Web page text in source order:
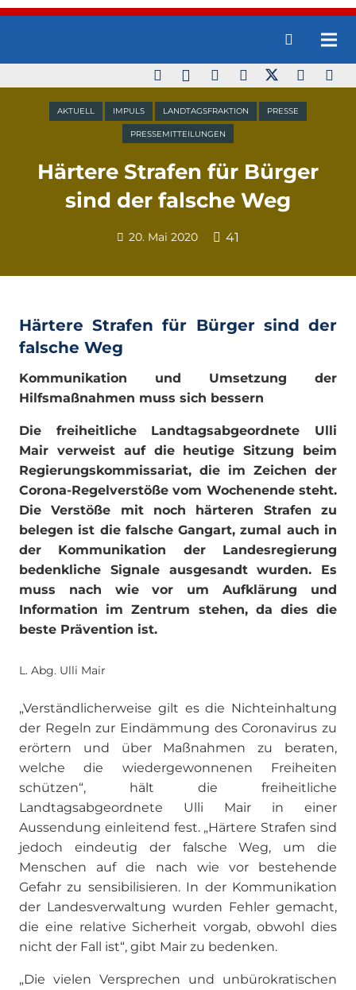
AKTUELL IMPULS LANDTAGSFRAKTION PRESSE
PRESSEMITTEILUNGEN
Härtere Strafen für Bürger
sind der falsche Weg
20. Mai 2020 41
Härtere Strafen für Bürger sind der
falsche Weg
Kommunikation und Umsetzung der
Hilfsmaßnahmen muss sich bessern
Die freiheitliche Landtagsabgeordnete Ulli
Mair verweist auf die heutige Sitzung beim
Regierungskommissariat, die im Zeichen der
Corona-Regelverstöße vom Wochenende steht.
Die Verstöße mit noch härteren Strafen zu
belegen ist die falsche Gangart, zumal auch in
der Kommunikation der Landesregierung
bedenkliche Signale ausgesandt wurden. Es
muss nach wie vor um Aufklärung und
Information im Zentrum stehen, da dies die
beste Prävention ist.
L. Abg. Ulli Mair
„Verständlicherweise gilt es die Nichteinhaltung
der Regeln zur Eindämmung des Coronavirus zu
erörtern und über Maßnahmen zu beraten,
welche die wiedergewonnenen Freiheiten
schützen“, hält die freiheitliche
Landtagsabgeordnete Ulli Mair in einer
Aussendung einleitend fest. „Härtere Strafen sind
jedoch eindeutig der falsche Weg, um die
Menschen auf die nach wie vor bestehende
Gefahr zu sensibilisieren. In der Kommunikation
der Landesverwaltung wurden Fehler gemacht,
die eine relative Sicherheit vorgab, obwohl dies
nicht der Fall ist“, gibt Mair zu bedenken.
„Die vielen Versprechen und unbürokratischen